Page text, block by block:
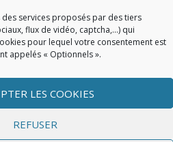
des services proposés par des tiers
flux de vidéo, captcha,...) qui
pour lequel votre consentement est
appelés « Optionnels ».
LES COOKIES
REFUSER